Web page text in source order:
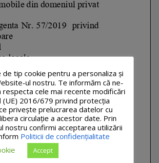
tip cookie pentru a personaliza și
ul nostru. Te informăm că ne-
cele mai recente modificări
2016/679 privind protecția
privește prelucrarea datelor cu
circulație a acestor date. Prin
nostru confirmi acceptarea utilizării
Politicii de confidențialitate
Accept